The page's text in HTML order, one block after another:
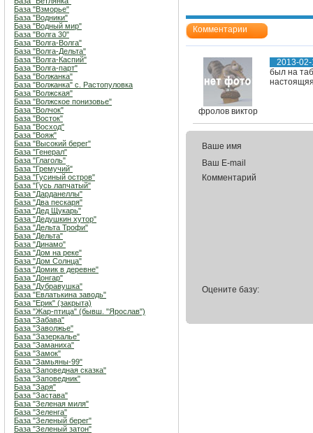
База "Взморье"
База "Водники"
База "Водный мир"
База "Волга 30"
База "Волга-Волга"
База "Волга-Дельта"
База "Волга-Каспий"
База "Волга-парт"
База "Волжанка"
База "Волжанка" с. Растопуловка
База "Волжская"
База "Волжское понизовье"
База "Волчок"
База "Восток"
База "Восход"
База "Вояж"
База "Высокий берег"
База "Генерал"
База "Глаголь"
База "Гремучий"
База "Гусиный остров"
База "Гусь лапчатый"
База "Дарданеллы"
База "Два пескаря"
База "Дед Щукарь"
База "Дедушкин хутор"
База "Дельта Трофи"
База "Дельта"
База "Динамо"
База "Дом на реке"
База "Дом Солнца"
База "Домик в деревне"
База "Донгар"
База "Дубравушка"
База "Евлатькина заводь"
База "Ерик" (закрыта)
База "Жар-птица" (бывш. "Ярослав")
База "Забава"
База "Заволжье"
База "Зазеркалье"
База "Заманиха"
База "Замок"
База "Замьяны-99"
База "Заповедная сказка"
База "Заповедник"
База "Заря"
База "Застава"
База "Зеленая миля"
База "Зеленга"
База "Зеленый берег"
База "Зеленый затон"
Комментарии
фролов виктор
2013-
был на
Ваше имя
Ваш E-mail
Комментарий
Оцените базу: